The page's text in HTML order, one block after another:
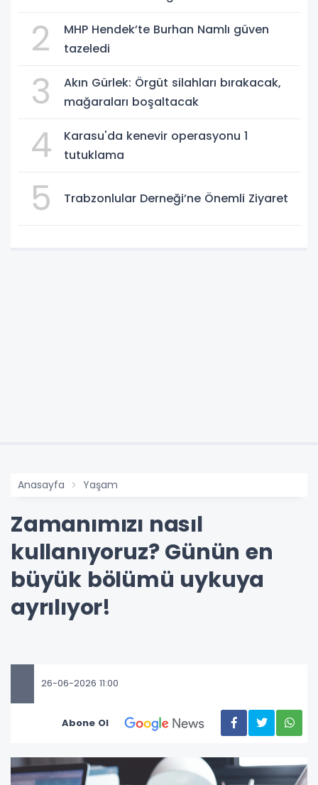
2
MHP Hendek’te Burhan Namlı güven
tazeledi
3
Akın Gürlek: Örgüt silahları bırakacak,
mağaraları boşaltacak
4
Karasu'da kenevir operasyonu 1
tutuklama
5 Trabzonlular Derneği’ne Önemli Ziyaret
Anasayfa Yaşam
Zamanımızı nasıl
kullanıyoruz? Günün en
büyük bölümü uykuya
ayrılıyor!
26-06-2026 11:00
Abone Ol